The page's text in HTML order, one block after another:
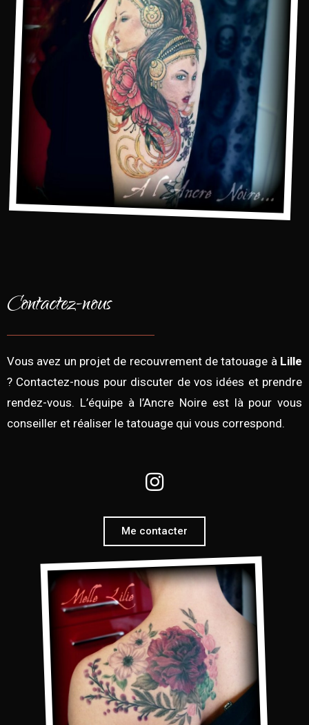
Contactez-nous
Vous avez un projet de recouvrement de tatouage à Lille
? Contactez-nous pour discuter de vos idées et prendre
rendez-vous. L’équipe à l’Ancre Noire est là pour vous
conseiller et réaliser le tatouage qui vous correspond.
Me contacter